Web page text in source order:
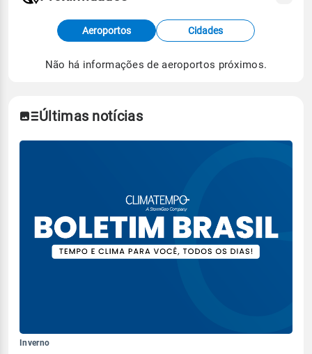
Fonte: dados combinados de estações
meteorológicas e satélite do Centro de Previsão
de Tempo e Estudos Climáticos (CPTEC).
Aeroportos Cidades
Não há informações de aeroportos próximos.
Últimas notícias
Inverno